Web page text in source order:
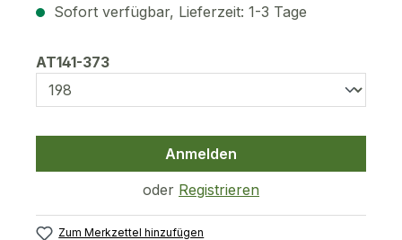
Sofort verfügbar, Lieferzeit: 1-3 Tage
AT141-373auswählen
Anmelden
oder Registrieren
Zum Merkzettel hinzufügen